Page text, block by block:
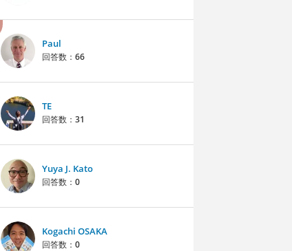
Paul
回答数： 66
TE
回答数： 31
Yuya J. Kato
回答数： 0
Kogachi OSAKA
回答数： 0